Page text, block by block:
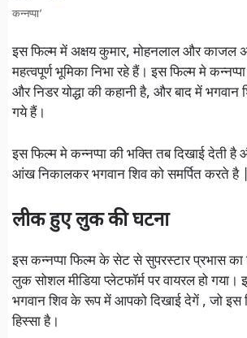
कन्नप्पा’
इस फिल्म में अक्षय कुमार, मोहनलाल और काजल
महत्वपूर्ण भूमिका निभा रहे हैं। इस फिल्म मे
और निडर योद्धा की कहानी है, और बाद में
गये हैं।
इस फिल्म मे कन्नप्पा की भक्ति तब दिखाई देती है
आंख निकालकर भगवान शिव को समर्पित करते है |
लीक हुए लुक की घटना
इस कन्नप्पा फिल्म के सेट से सुपरस्टार प्रभास
लुक सोशल मीडिया प्लेटफॉर्म पर वायरल हो गया।
भगवान शिव के रूप में आपको दिखाई देगें , जो इस
हिस्सा है।